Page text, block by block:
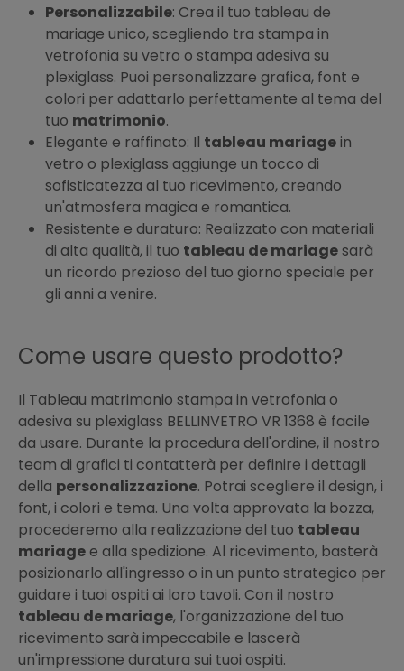
Personalizzabile: Crea il tuo tableau de
mariage unico, scegliendo tra stampa in
vetrofonia su vetro o stampa adesiva su
plexiglass. Puoi personalizzare grafica, font e
colori per adattarlo perfettamente al tema del
tuo matrimonio.
Elegante e raffinato: Il tableau mariagein
vetro o plexiglass aggiunge un tocco di
sofisticatezza al tuo ricevimento, creando
un'atmosfera magica e romantica.
Resistente e duraturo: Realizzato con materiali
di alta qualità, il tuo tableau de mariagesarà
un ricordo prezioso del tuo giorno speciale per
gli anni a venire.
Come usare questo prodotto?
Il Tableau matrimonio stampa in vetrofonia o
adesiva su plexiglass BELLINVETRO VR 1368 è facile
da usare. Durante la procedura dell'ordine, il nostro
team di grafici ti contatterà per definire i dettagli
della personalizzazione. Potrai scegliere il design, i
font, i colori e tema. Una volta approvata la bozza,
procederemo alla realizzazione del tuo tableau
mariagee alla spedizione. Al ricevimento, basterà
posizionarlo all'ingresso o in un punto strategico per
guidare i tuoi ospiti ai loro tavoli. Con il nostro
tableau de mariage, l'organizzazione del tuo
ricevimento sarà impeccabile e lascerà
un'impressione duratura sui tuoi ospiti.